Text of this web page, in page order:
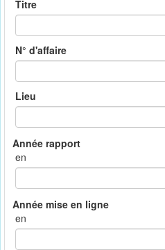
Titre
N° d'affaire
Lieu
en
en